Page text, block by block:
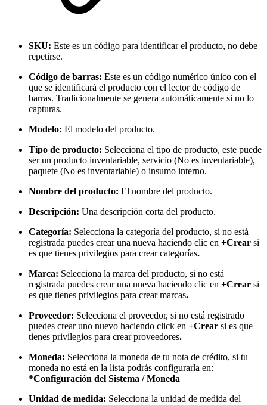
SKU: Este es un código para identificar el producto, no debe
repetirse.
Código de barras: Este es un código numérico único con el
que se identificará el producto con el lector de código de
barras. Tradicionalmente se genera automáticamente si no lo
capturas.
Modelo: El modelo del producto.
Tipo de producto: Selecciona el tipo de producto, este puede
ser un producto inventariable, servicio (No es inventariable),
paquete (No es inventariable) o insumo interno.
Nombre del producto: El nombre del producto.
Descripción: Una descripción corta del producto.
Categoría: Selecciona la categoría del producto, si no está
registrada puedes crear una nueva haciendo clic en +Crear si
es que tienes privilegios para crear categorías.
Marca: Selecciona la marca del producto, si no está
registrada puedes crear una nueva haciendo clic en +Crear si
es que tienes privilegios para crear marcas.
Proveedor: Selecciona el proveedor, si no está registrado
puedes crear uno nuevo haciendo click en +Crear si es que
tienes privilegios para crear proveedores.
Moneda: Selecciona la moneda de tu nota de crédito, si tu
moneda no está en la lista podrás configurarla en:
*Configuración del Sistema / Moneda
Unidad de medida: Selecciona la unidad de medida del